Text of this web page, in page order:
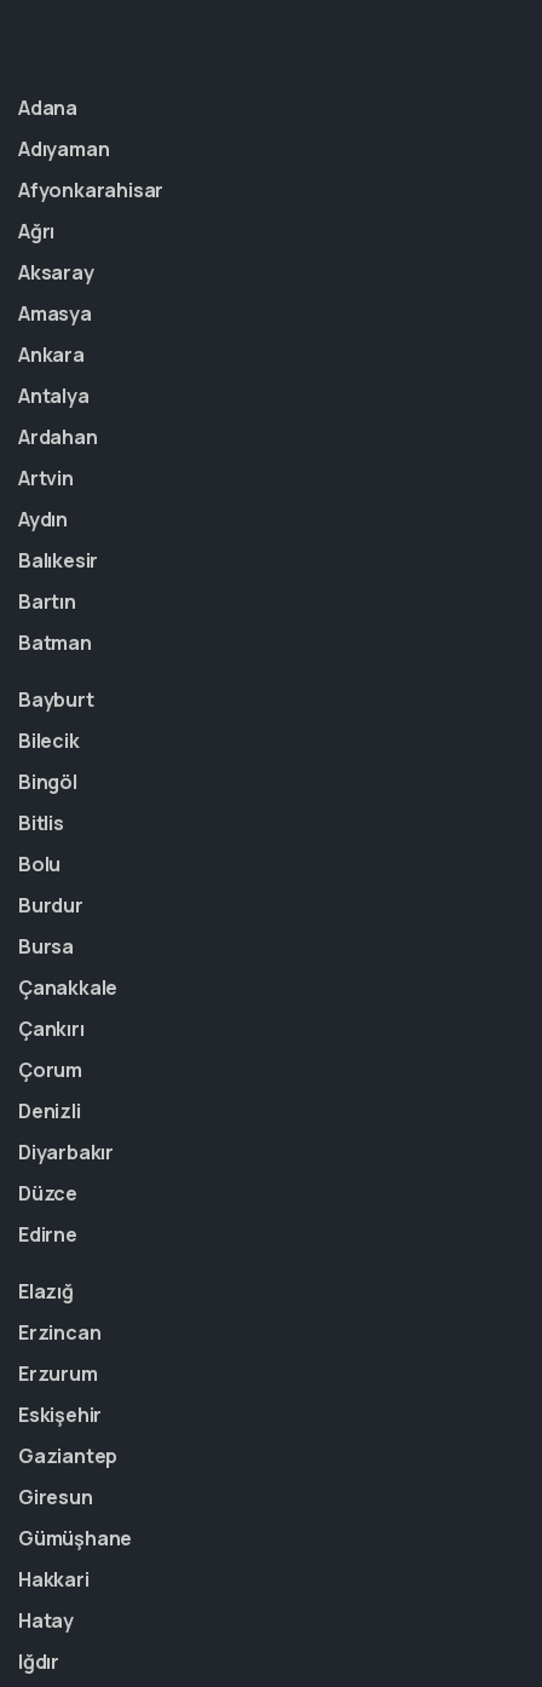
Adana
Adıyaman
Afyonkarahisar
Ağrı
Aksaray
Amasya
Ankara
Antalya
Ardahan
Artvin
Aydın
Balıkesir
Bartın
Batman
Bayburt
Bilecik
Bingöl
Bitlis
Bolu
Burdur
Bursa
Çanakkale
Çankırı
Çorum
Denizli
Diyarbakır
Düzce
Edirne
Elazığ
Erzincan
Erzurum
Eskişehir
Gaziantep
Giresun
Gümüşhane
Hakkari
Hatay
Iğdır